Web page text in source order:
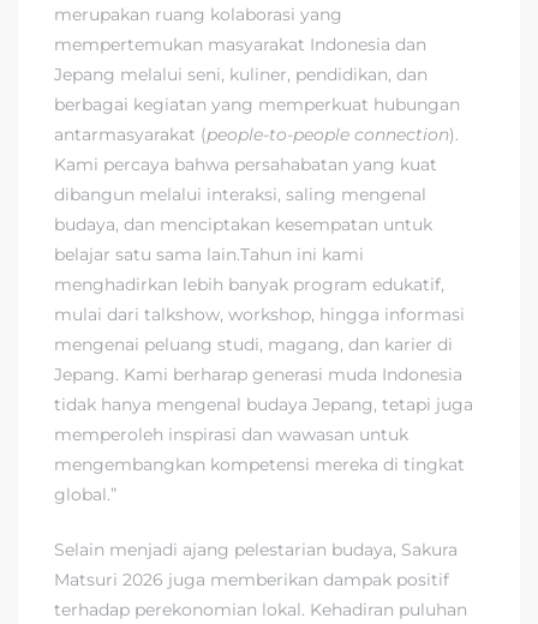
merupakan ruang kolaborasi yang
mempertemukan masyarakat Indonesia dan
Jepang melalui seni, kuliner, pendidikan, dan
berbagai kegiatan yang memperkuat hubungan
antarmasyarakat (people-to-people connection).
Kami percaya bahwa persahabatan yang kuat
dibangun melalui interaksi, saling mengenal
budaya, dan menciptakan kesempatan untuk
belajar satu sama lain.Tahun ini kami
menghadirkan lebih banyak program edukatif,
mulai dari talkshow, workshop, hingga informasi
mengenai peluang studi, magang, dan karier di
Jepang. Kami berharap generasi muda Indonesia
tidak hanya mengenal budaya Jepang, tetapi juga
memperoleh inspirasi dan wawasan untuk
mengembangkan kompetensi mereka di tingkat
global.”
Selain menjadi ajang pelestarian budaya, Sakura
Matsuri 2026 juga memberikan dampak positif
terhadap perekonomian lokal. Kehadiran puluhan